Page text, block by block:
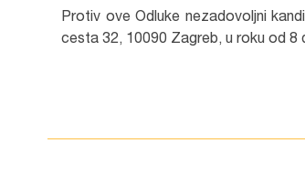
Protiv ove Odluke nezadovoljni
cesta 32, 10090 Zagreb, u roku od 8